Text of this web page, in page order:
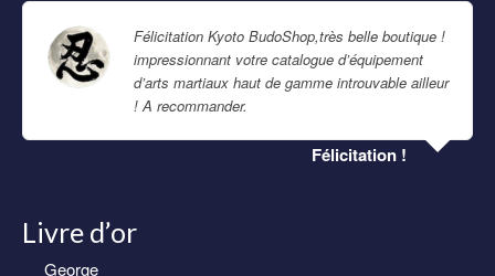
Félicitation Kyoto BudoShop,très belle boutique !
impressionnant votre catalogue d’équipement
d’arts martiaux haut de gamme introuvable ailleur
! A recommander.
Félicitation !
Livre d’or
George
Eric